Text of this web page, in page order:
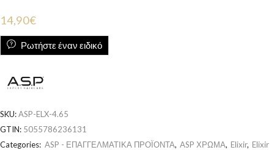
14,90€
Ρωτήστε έναν ειδικό
SKU:ASP-ELX-4.65
GTIN: 5055786236131
Categories: ASP - ΕΠΑΓΓΕΛΜΑΤΙΚΑ ΠΡΟΪΟΝΤΑ, ASP ΧΡΩΜΑ, Elixir, Elixir